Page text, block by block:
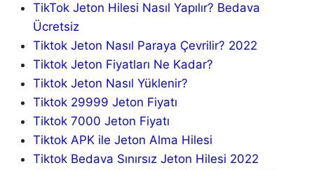
TikTok Jeton Hilesi Nasıl Yapılır? Bedava
Ücretsiz
Tiktok Jeton Nasıl Paraya Çevrilir? 2022
Tiktok Jeton Fiyatları Ne Kadar?
Tiktok Jeton Nasıl Yüklenir?
Tiktok 29999 Jeton Fiyatı
Tiktok 7000 Jeton Fiyatı
Tiktok APK ile Jeton Alma Hilesi
Tiktok Bedava Sınırsız Jeton Hilesi 2022